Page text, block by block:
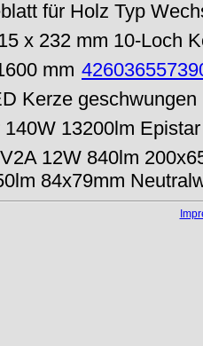
für Holz Typ
x 232 mm 10-Loch
mm
Kerze
13200lm
12W 840lm
84x79mm